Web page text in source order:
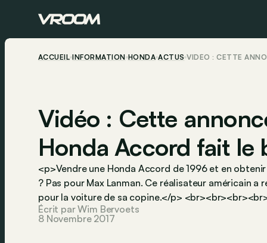
ACCUEIL INFORMATION HONDA ACTUS VIDÉO : CETTE
Vidéo : Cette
Honda Accord fait le
<p>Vendre une Honda Accord de 1996 et en
? Pas pour Max Lanman. Ce réalisateur américain
pour la voiture de sa copine.</p>
Écrit par Wim Bervoets
8 Novembre 2017